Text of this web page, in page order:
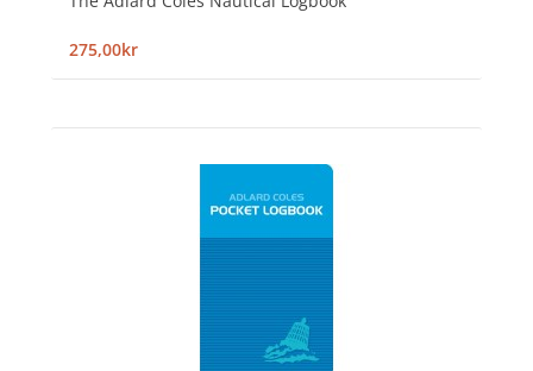
275,00kr